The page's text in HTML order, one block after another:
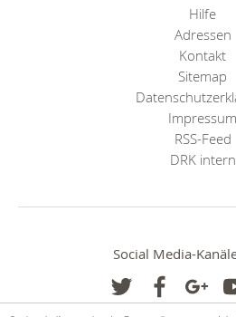
Hilfe
Adressen
Kontakt
Sitemap
Impressum
RSS-Feed
DRK intern
Social Media-